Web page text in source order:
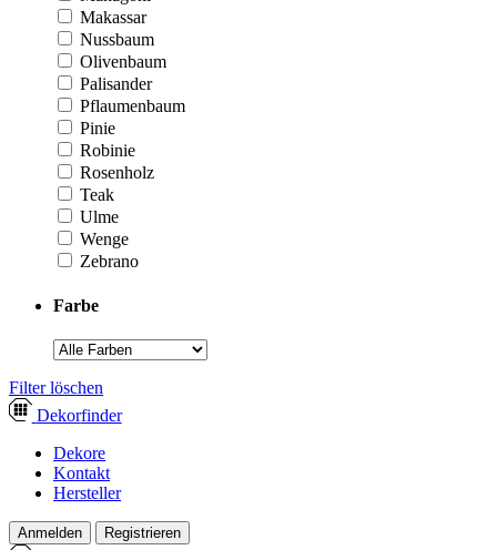
Makassar
Nussbaum
Olivenbaum
Palisander
Pflaumenbaum
Pinie
Robinie
Rosenholz
Teak
Ulme
Wenge
Zebrano
Farbe
­Filter löschen
Dekorfinder
Dekore
Kontakt
Hersteller
Anmelden Registrieren